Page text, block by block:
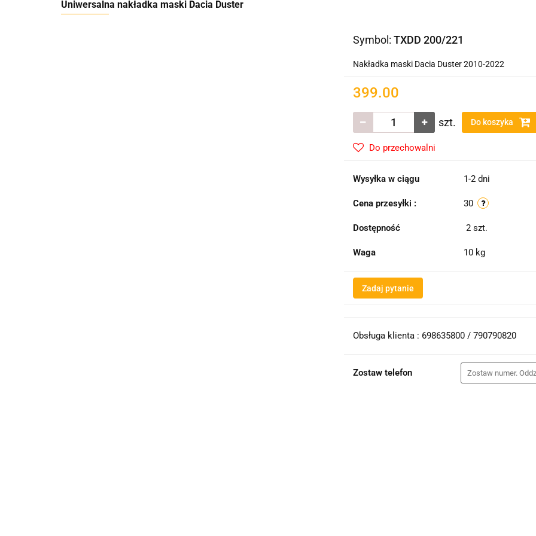
Uniwersalna nakładka maski Dacia Duster
Symbol: TXDD 200/221
Nakładka maski Dacia Duster 2010-2022
399.00
szt. Do koszyka
Do przechowalni
Wysyłka w ciągu 1-2 dni
Cena przesyłki : 30
Dostępność 2 szt.
Waga 10 kg
Zadaj pytanie
Obsługa klienta : 698635800 / 790790820
Zostaw telefon